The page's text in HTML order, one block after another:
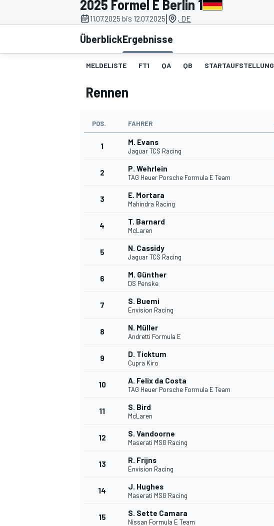
MOTOGP
2025 Formel E Berlin 1
11.07.2025 bis 12.07.2025| , DE
ÜberblickErgebnisse
MELDELISTE FT1 QA QB STARTAUFSTELLUNG
Rennen
POS. FAHRER
1 M. Evans
Jaguar TCS Racing
2 P. Wehrlein
TAG Heuer Porsche Formula E Team
3 E. Mortara
Mahindra Racing
4 T. Barnard
McLaren
5 N. Cassidy
Jaguar TCS Racing
6 M. Günther
DS Penske
7 S. Buemi
Envision Racing
8 N. Müller
Andretti Formula E
9 D. Ticktum
Cupra Kiro
10 A. Felix da Costa
TAG Heuer Porsche Formula E Team
11 S. Bird
McLaren
12 S. Vandoorne
Maserati MSG Racing
13 R. Frijns
Envision Racing
14 J. Hughes
Maserati MSG Racing
15 S. Sette Camara
Nissan Formula E Team